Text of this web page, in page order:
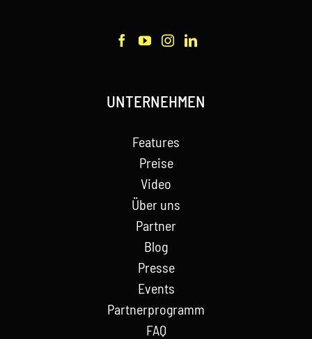
UNTERNEHMEN
Features
Preise
Video
Über uns
Partner
Blog
Presse
Events
Partnerprogramm
FAQ